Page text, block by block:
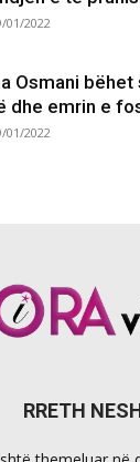
01/2022
Osmani
dhe emrin e
01/2022
RRETH